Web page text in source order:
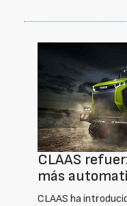
CLAAS
más
CLAAS ha